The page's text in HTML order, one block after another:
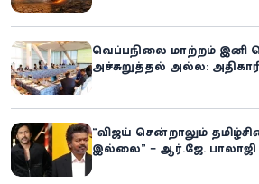
வெப்பநிலை மாற்றம் இனி
அச்சுறுத்தல் அல்ல:
“விஜய் சென்றாலும்
இல்லை” – ஆர்.ஜே. பாலாஜி